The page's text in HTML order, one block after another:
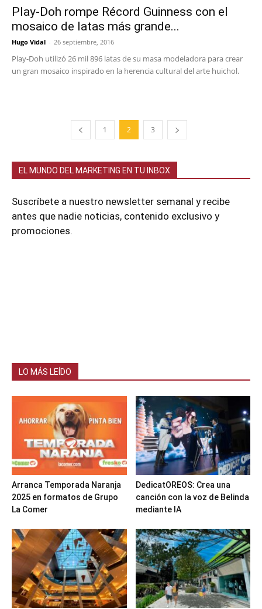
Play-Doh rompe Récord Guinness con el
mosaico de latas más grande...
Hugo Vidal - 26 septiembre, 2016
Play-Doh utilizó 26 mil 896 latas de su masa modeladora para crear
un gran mosaico inspirado en la herencia cultural del arte huichol.
1 2 3
EL MUNDO DEL MARKETING EN TU INBOX
Suscríbete a nuestro newsletter semanal y recibe
antes que nadie noticias, contenido exclusivo y
promociones.
LO MÁS LEÍDO
Arranca Temporada Naranja
2025 en formatos de Grupo
La Comer
DedicatOREOS: Crea una
canción con la voz de Belinda
mediante IA